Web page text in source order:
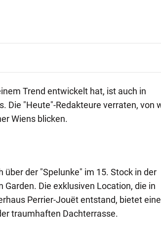
Trend entwickelt hat, ist auch in
Die "Heute"-Redakteure verraten, von
Wiens blicken.
der "Spelunke" im 15. Stock in der
Garden. Die exklusiven Location, die in
Perrier-Jouët entstand, bietet
traumhaften Dachterrasse.